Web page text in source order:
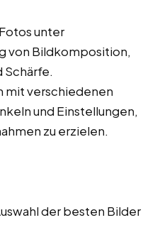
unter
von Bildkomposition,
Schärfe.
mit verschiedenen
und Einstellungen,
zu erzielen.
der besten Bilder